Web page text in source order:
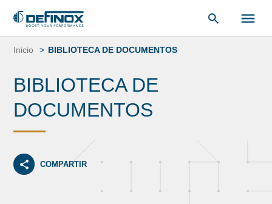
Saltar
Inicio BIBLIOTECA DE DOCUMENTOS
BIBLIOTECA DE
DOCUMENTOS
COMPARTIR